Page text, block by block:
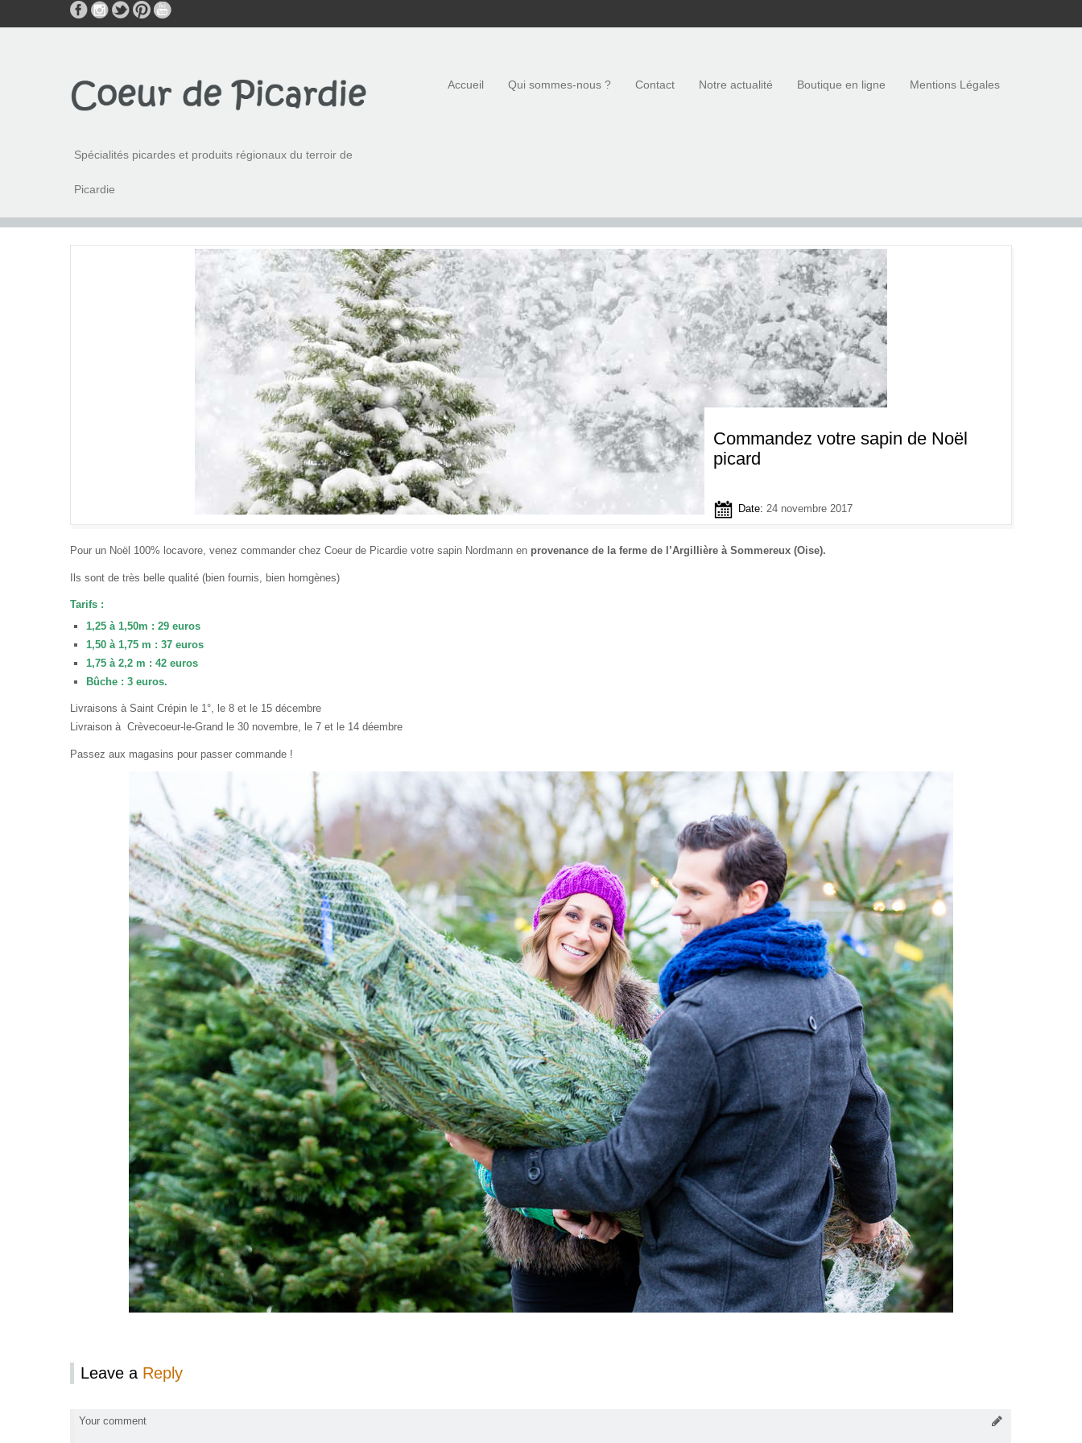
Spécialités picardes et produits régionaux du terroir de
Picardie
Accueil Qui sommes-nous ? Contact Notre actualité Boutique en ligne Mentions Légales
Commandez votre sapin de Noël
picard
Date: 24 novembre 2017
Pour un Noël 100% locavore, venez commander chez Coeur de Picardie votre sapin Nordmann en provenance de la ferme de l’Argillière à Sommereux (Oise).
Ils sont de très belle qualité (bien fournis, bien homgènes)
Tarifs :
1,25 à 1,50m : 29 euros
1,50 à 1,75 m : 37 euros
1,75 à 2,2 m : 42 euros
Bûche : 3 euros.
Livraisons à Saint Crépin le 1°, le 8 et le 15 décembre
Livraison à Crèvecoeur-le-Grand le 30 novembre, le 7 et le 14 déembre
Passez aux magasins pour passer commande !
Leave a Reply
Your comment